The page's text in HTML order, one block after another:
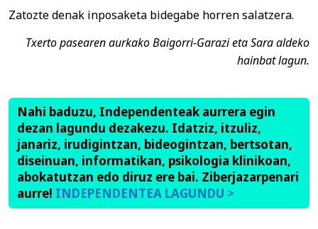
Zatozte denak inposaketa bidegabe horren salatzera.
Txerto pasearen aurkako Baigorri-Garazi eta Sara aldeko
hainbat lagun.
Nahi baduzu, Independenteak aurrera egin
dezan lagundu dezakezu. Idatziz, itzuliz,
janariz, irudigintzan, bideogintzan, bertsotan,
diseinuan, informatikan, psikologia klinikoan,
abokatutzan edo diruz ere bai. Ziberjazarpenari
aurre! INDEPENDENTEA LAGUNDU >